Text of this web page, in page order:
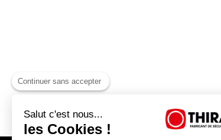
Continuer sans accepter
Salut c'est nous...
les Cookies !